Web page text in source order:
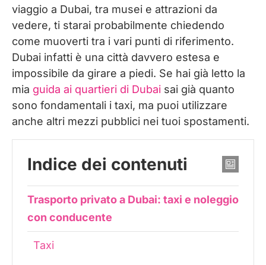
viaggio a Dubai, tra musei e attrazioni da
vedere, ti starai probabilmente chiedendo
come muoverti tra i vari punti di riferimento.
Dubai infatti è una città davvero estesa e
impossibile da girare a piedi. Se hai già letto la
mia guida ai quartieri di Dubai sai già quanto
sono fondamentali i taxi, ma puoi utilizzare
anche altri mezzi pubblici nei tuoi spostamenti.
Indice dei contenuti
Trasporto privato a Dubai: taxi e noleggio
con conducente
Taxi